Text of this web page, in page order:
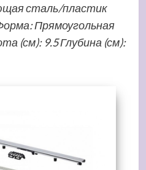
сталь/пластик
Прямоугольная
(см): 9.5 Глубина (см):